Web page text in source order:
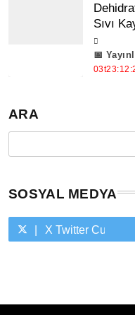
Sıvı
ARA
SOSYAL MEDYA
X Twitter Custom